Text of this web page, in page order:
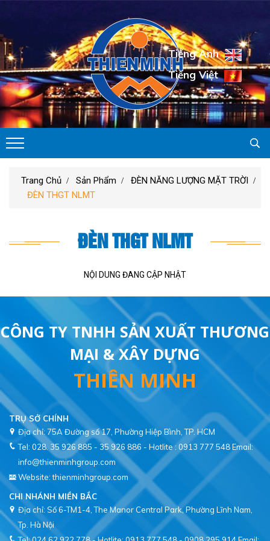
Tiếng Anh
Tiếng Việt
Trang Chủ Sản Phẩm
ĐÈN NĂNG LƯỢNG MẶT TRỜI
ĐÈN THGT NLMT
ĐÈN THGT NLMT
NỘI DUNG ĐANG CẬP NHẬT
CÔNG TY TNHH SẢN XUẤT THƯƠNG
MẠI & XÂY DỰNG
THIÊN MINH
TRỤ SỞ CHÍNH
Địa chỉ: 75A Đường số 17, Phường Hiệp Bình, TP. HCM
Tel: 028. 35 926 885 - 35 926 886 - Hotlite : 0913 777 548Email:
info@thienminhgroup.com
Website: thienminhgroup.com
CHI NHÁNH MIỀN BẮC
Địa chỉ: Số 6-TM1-4, The Manor Central Park, Phường Lĩnh Nam,